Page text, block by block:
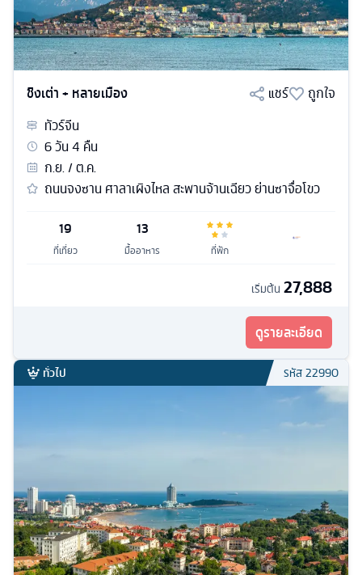
ชิงเต่า + หลายเมือง แชร์
ถูกใจ
ทัวร์จีน
6วัน4 คืน
ก.ย. / ต.ค.
ถนนจงซาน ศาลาเผิงไหล สะพานจ้านเฉียว ย่านซาจื่อโขว
19
ที่เที่ยว
13
มื้ออาหาร ที่พัก
เริ่มต้น 27,888
ดูรายละเอียด
ทั่วไป รหัส22990